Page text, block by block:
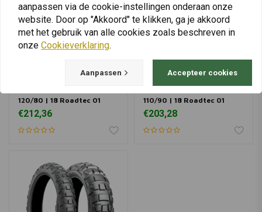
120/80 | 18 Roadtec 01
€212,36
110/90 | 18 Roadtec 01
€203,28
aanpassen via de cookie-instellingen onderaan onze
website. Door op "Akkoord" te klikken, ga je akkoord
met het gebruik van alle cookies zoals beschreven in
onze Cookieverklaring.
Aanpassen Accepteer cookies